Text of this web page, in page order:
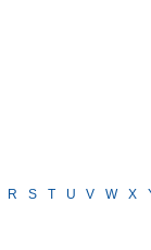
R S T U V W X